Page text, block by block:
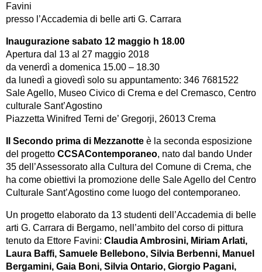
Favini
presso l’Accademia di belle arti G. Carrara
Inaugurazione sabato 12 maggio h 18.00
Apertura dal 13 al 27 maggio 2018
da venerdì a domenica 15.00 – 18.30
da lunedì a giovedì solo su appuntamento: 346 7681522
Sale Agello, Museo Civico di Crema e del Cremasco, Centro
culturale Sant’Agostino
Piazzetta Winifred Terni de’ Gregorji, 26013 Crema
Il Secondo prima di Mezzanotte è la seconda esposizione
del progetto CCSAContemporaneo, nato dal bando Under
35 dell’Assessorato alla Cultura del Comune di Crema, che
ha come obiettivi la promozione delle Sale Agello del Centro
Culturale Sant’Agostino come luogo del contemporaneo.
Un progetto elaborato da 13 studenti dell’Accademia di belle
arti G. Carrara di Bergamo, nell’ambito del corso di pittura
tenuto da Ettore Favini: Claudia Ambrosini, Miriam Arlati,
Laura Baffi, Samuele Bellebono, Silvia Berbenni, Manuel
Bergamini, Gaia Boni, Silvia Ontario, Giorgio Pagani,